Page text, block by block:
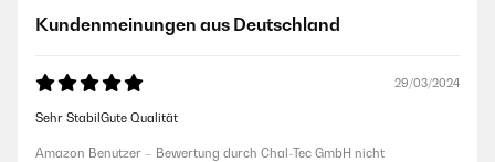
Kundenmeinungen aus Deutschland
29/03/2024
Sehr StabilGute Qualität
Amazon Benutzer – Bewertung durch Chal-Tec GmbH nicht